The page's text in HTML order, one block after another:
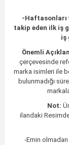
-
takip eden ilk iş
iş
Önemli
çerçevesinde
marka isimleri ile
bulunmadığı
Not:
ilandaki
-Emin